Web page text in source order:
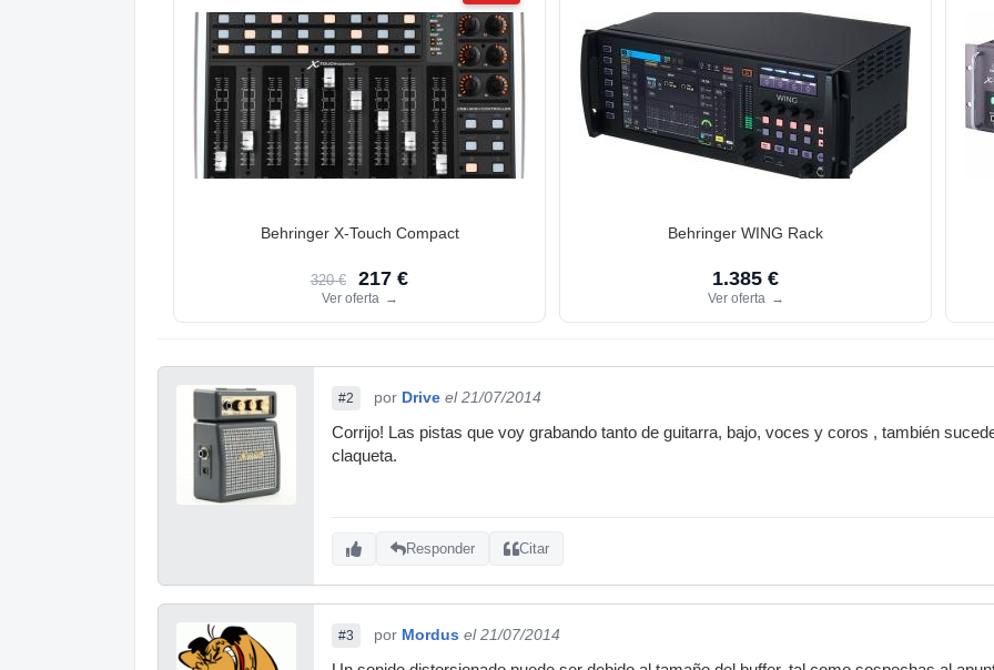
Behringer X-Touch Compact
320 € 217 €
Ver oferta →
Behringer WING Rack
1.385 €
Ver oferta →
#2 por Drive el 21/07/2014
Corrijo! Las pistas que voy grabando tanto de guitarra, bajo, voces y coros , también
claqueta.
Responder Citar
#3 por Mordus el 21/07/2014